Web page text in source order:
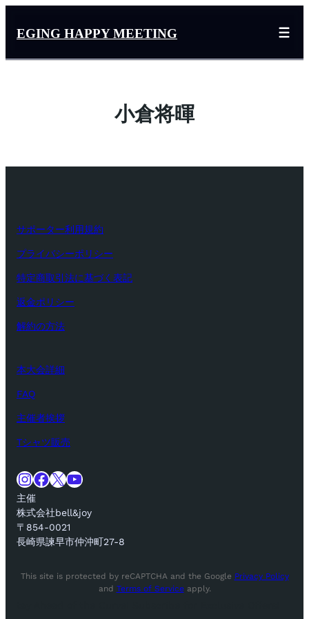
ス
EGING HAPPY MEETING
小倉将暉
サポーター利用規約
プライバシーポリシー
特定商取引法に基づく表記
返金ポリシー
解約の方法
本大会詳細
FAQ
主催者挨拶
Tシャツ販売
InstagramFacebook X YouTube
主催
株式会社bell&joy
〒854-0021
長崎県諫早市仲沖町27-8
This site is protected by reCAPTCHA and the Google Privacy Policy
and Terms of Serviceapply.